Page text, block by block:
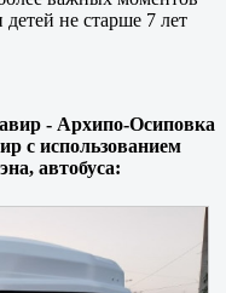
не старше 7 лет
- Архипо-Осиповка
с использованием
автобуса: